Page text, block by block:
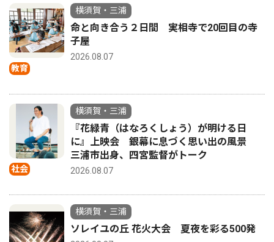
教育
横須賀・三浦
命と向き合う２日間 実相寺で20回目の寺
子屋
2026.08.07
社会
横須賀・三浦
『花緑青（はなろくしょう）が明ける日
に』上映会 銀幕に息づく思い出の風景
三浦市出身、四宮監督がトーク
2026.08.07
横須賀・三浦
ソレイユの丘 花火大会 夏夜を彩る500発